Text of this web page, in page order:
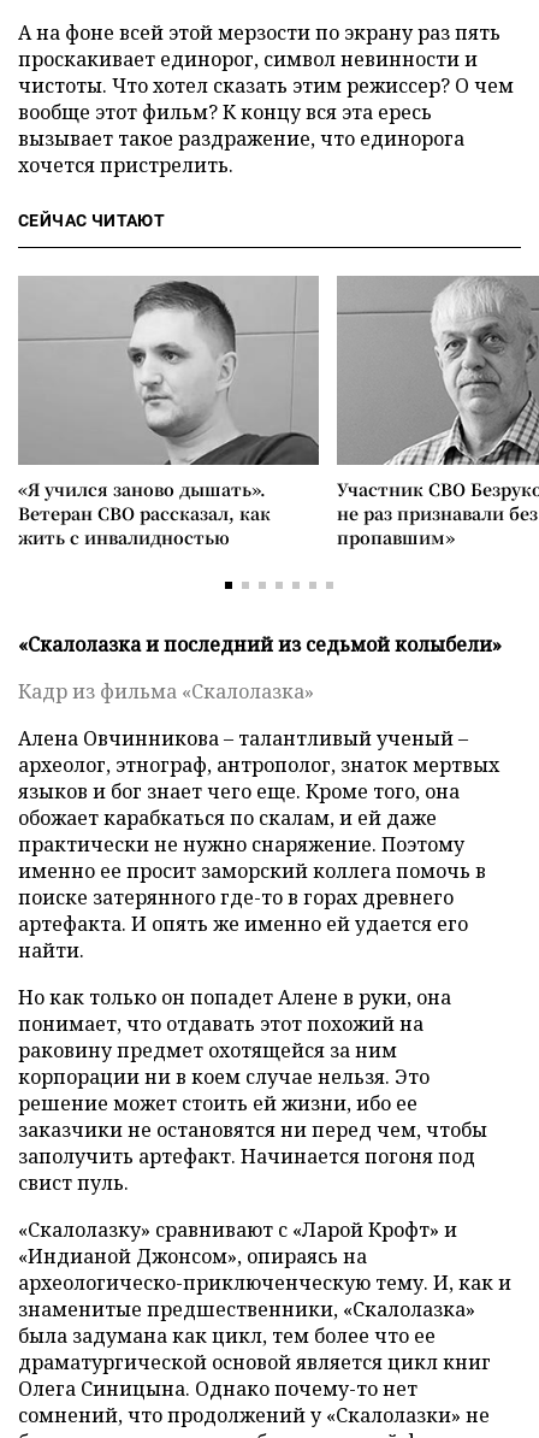
А на фоне всей этой мерзости по экрану раз пять
проскакивает единорог, символ невинности и
чистоты. Что хотел сказать этим режиссер? О чем
вообще этот фильм? К концу вся эта ересь
вызывает такое раздражение, что единорога
хочется пристрелить.
СЕЙЧАС ЧИТАЮТ
«Я учился заново дышать».
Ветеран СВО рассказал, как
жить с инвалидностью
Участник СВО
не раз признавали
пропавшим»
«Скалолазка и последний из седьмой колыбели»
Кадр из фильма «Скалолазка»
Алена Овчинникова – талантливый ученый –
археолог, этнограф, антрополог, знаток мертвых
языков и бог знает чего еще. Кроме того, она
обожает карабкаться по скалам, и ей даже
практически не нужно снаряжение. Поэтому
именно ее просит заморский коллега помочь в
поиске затерянного где-то в горах древнего
артефакта. И опять же именно ей удается его
найти.
Но как только он попадет Алене в руки, она
понимает, что отдавать этот похожий на
раковину предмет охотящейся за ним
корпорации ни в коем случае нельзя. Это
решение может стоить ей жизни, ибо ее
заказчики не остановятся ни перед чем, чтобы
заполучить артефакт. Начинается погоня под
свист пуль.
«Скалолазку» сравнивают с «Ларой Крофт» и
«Индианой Джонсом», опираясь на
археологическо-приключенческую тему. И, как и
знаменитые предшественники, «Скалолазка»
была задумана как цикл, тем более что ее
драматургической основой является цикл книг
Олега Синицына. Однако почему-то нет
сомнений, что продолжений у «Скалолазки» не